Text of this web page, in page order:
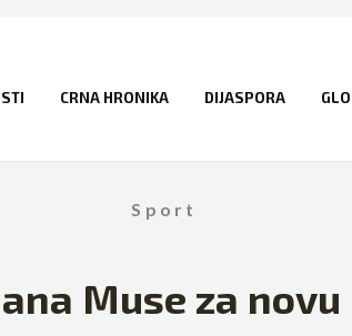
CRNA HRONIKA DIJASPORA
Sport
Muse za